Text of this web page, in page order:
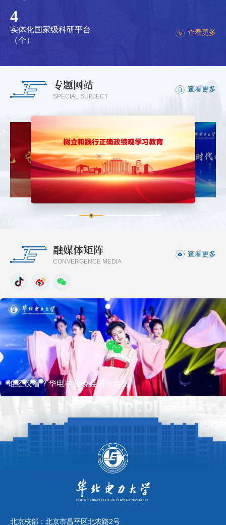
4
实体化国家级科研平台
（个）
查看更多
查看更多
专题网站
SPECIAL SUBJECT
查看更多
融媒体矩阵
CONVERGENCE MEDIA
谁还没看？华电毕业晚会高光合集
北京校部：北京市昌平区北农路2号